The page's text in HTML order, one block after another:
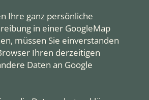
Ihre ganz persönliche
in einer GoogleMap
müssen Sie einverstanden
Ihren derzeitigen
Daten an Google